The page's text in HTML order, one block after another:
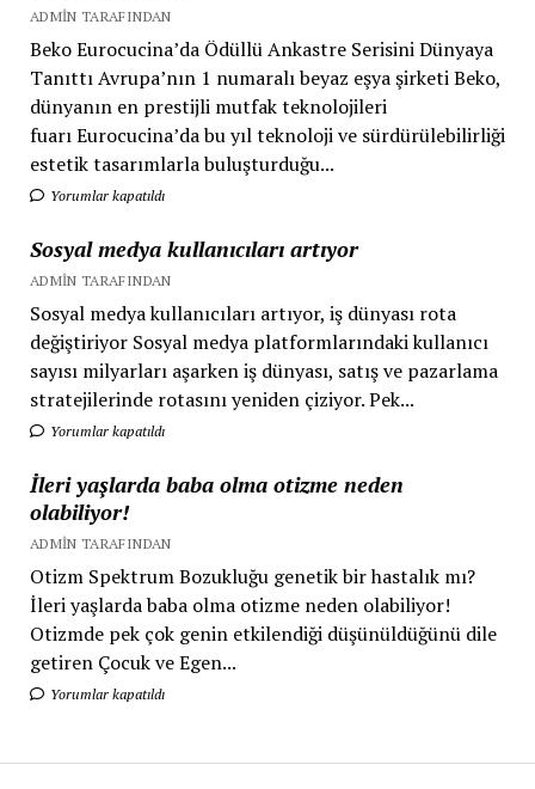
ADMIN TARAFINDAN
Beko Eurocucina’da Ödüllü Ankastre Serisini Dünyaya
Tanıttı Avrupa’nın 1 numaralı beyaz eşya şirketi Beko,
dünyanın en prestijli mutfak teknolojileri
fuarı Eurocucina’da bu yıl teknoloji ve sürdürülebilirliği
estetik tasarımlarla buluşturduğu...
Yorumlar kapatıldı
Sosyal medya kullanıcıları artıyor
ADMIN TARAFINDAN
Sosyal medya kullanıcıları artıyor, iş dünyası rota
değiştiriyor Sosyal medya platformlarındaki kullanıcı
sayısı milyarları aşarken iş dünyası, satış ve pazarlama
stratejilerinde rotasını yeniden çiziyor. Pek...
Yorumlar kapatıldı
İleri yaşlarda baba olma otizme neden
olabiliyor!
ADMIN TARAFINDAN
Otizm Spektrum Bozukluğu genetik bir hastalık mı?
İleri yaşlarda baba olma otizme neden olabiliyor!
Otizmde pek çok genin etkilendiği düşünüldüğünü dile
getiren Çocuk ve Egen...
Yorumlar kapatıldı